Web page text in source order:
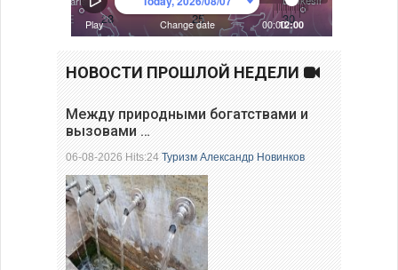
НОВОСТИ ПРОШЛОЙ НЕДЕЛИ
Между природными богатствами и
вызовами …
06-08-2026 Hits:24Туризм Александр Новинков